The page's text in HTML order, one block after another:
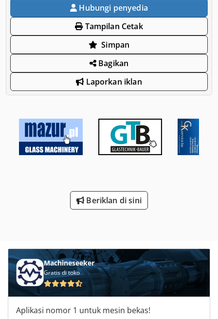
Hubungi penyedia
Tampilan Cetak
Simpan
Bagikan
Laporkan iklan
Beriklan di sini
Machineseeker
Gratis di toko
Aplikasi nomor 1 untuk mesin bekas!